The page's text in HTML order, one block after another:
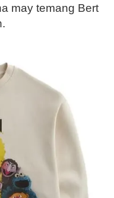
may temang Bert